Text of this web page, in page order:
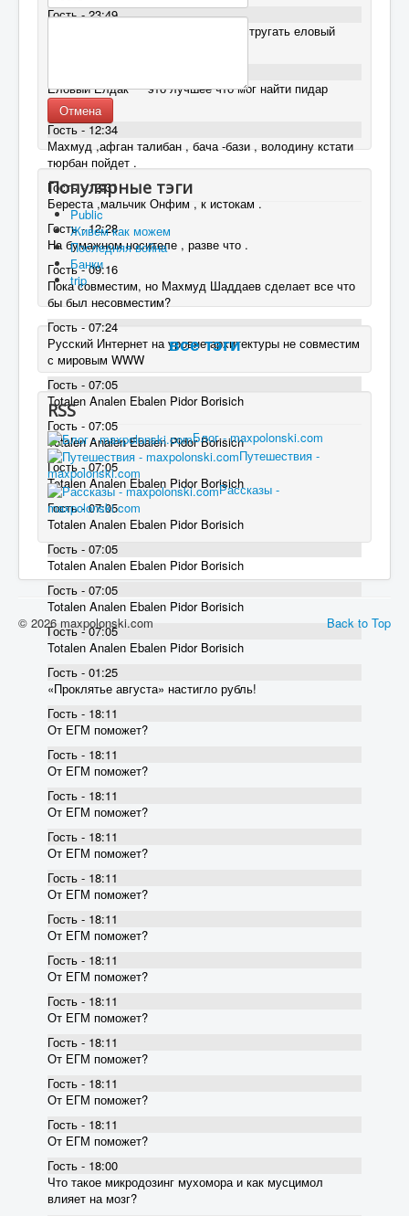
Гость - 23:49
скрепец должен сплести лапти ,выстругать еловый
Еловый Елдак ™ это лучшее что мог найти пидар
борисосач
Гость - 12:34
Махмуд ,афган талибан , бача -бази , володину кстати
тюрбан пойдет .
Гость - 12:31
Береста ,мальчик Онфим , к истокам .
Гость - 12:28
На бумажном носителе , разве что .
Гость - 09:16
Пока совместим, но Махмуд Шаддаев сделает все что
бы был несовместим?
Гость - 07:24
Русский Интернет на уровне архитектуры не совместим
с мировым WWW
Гость - 07:05
Totalen Analen Ebalen Pidor Borisich
Гость - 07:05
Totalen Analen Ebalen Pidor Borisich
Гость - 07:05
Totalen Analen Ebalen Pidor Borisich
Гость - 07:05
Totalen Analen Ebalen Pidor Borisich
Гость - 07:05
Totalen Analen Ebalen Pidor Borisich
Гость - 07:05
Totalen Analen Ebalen Pidor Borisich
Гость - 07:05
Totalen Analen Ebalen Pidor Borisich
Гость - 01:25
«Проклятье августа» настигло рубль!
Гость - 18:11
От ЕГМ поможет?
Гость - 18:11
От ЕГМ поможет?
Гость - 18:11
От ЕГМ поможет?
Гость - 18:11
От ЕГМ поможет?
Гость - 18:11
От ЕГМ поможет?
Гость - 18:11
От ЕГМ поможет?
Гость - 18:11
От ЕГМ поможет?
Гость - 18:11
От ЕГМ поможет?
Гость - 18:11
От ЕГМ поможет?
Гость - 18:11
От ЕГМ поможет?
Гость - 18:11
От ЕГМ поможет?
Гость - 18:00
Что такое микродозинг мухомора и как мусцимол
влияет на мозг?
Отмена
Популярные тэги
Public
Живем как можем
Последняя война
Банки
trip
все тэги
RSS
Блог - maxpolonski.com
Путешествия -
maxpolonski.com
Рассказы -
maxpolonski.com
Back to Top
© 2026 maxpolonski.com